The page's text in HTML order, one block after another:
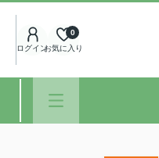
ログインお気に入り
0